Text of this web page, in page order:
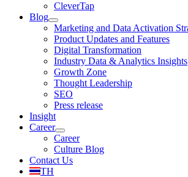
CleverTap
Blog
Marketing and Data Activation
Product Updates and Features
Digital Transformation
Industry Data & Analytics Insights
Growth Zone
Thought Leadership
SEO
Press release
Insight
Career
Career
Culture Blog
Contact Us
TH